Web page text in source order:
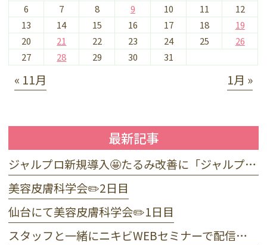
6
7 8 9 10 11
12
13
14 15 16 17 18
19
20
21 22 23 24 25
26
27
28 29 30 31
« 11月 1月 »
最新記事
ジャルプロ新規導入🤩たるみ改善に「ジャルプロ・スーパーハイドロ」💉目元のくま・小じわに「ジャルプロヤングアイ」👀
美容皮膚科学会✏️2日目
仙台にて美容皮膚科学会✏️1日目
スタッフと一緒にニキビWEBセミナーで配信しました☺️